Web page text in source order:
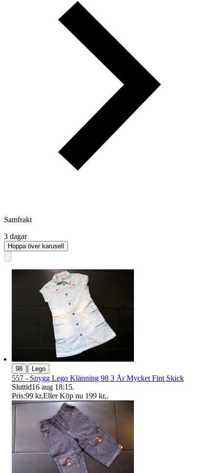
Samfrakt
3 dagar
Hoppa över karusell
98 | Lego
557 - Snygg Lego Klänning 98 3 År Mycket Fint Skick
Sluttid16 aug 18:15.
Pris:99 kr,Eller Köp nu 199 kr,.